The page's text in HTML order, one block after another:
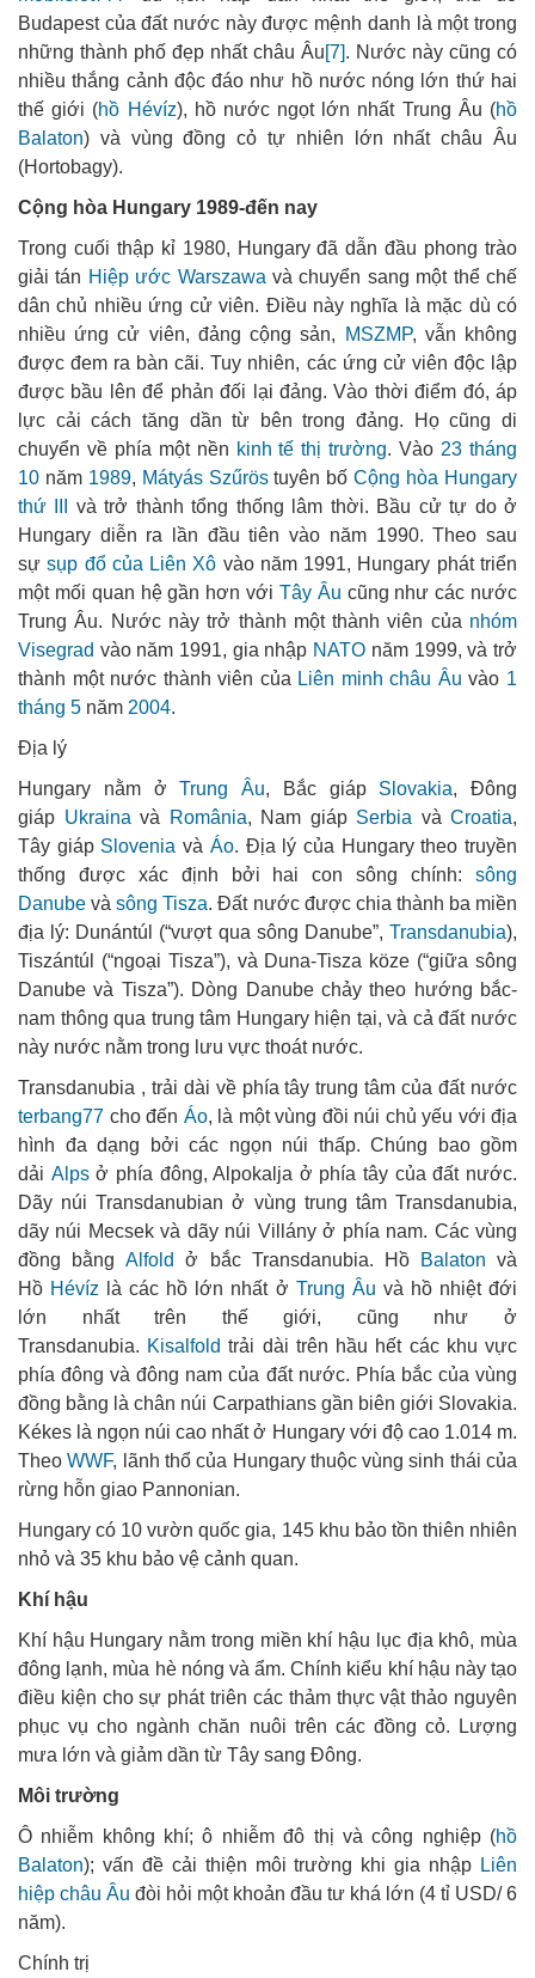
Budapest của đất nước này được mệnh danh là một trong
những thành phố đẹp nhất châu Âu[7]. Nước này cũng có
nhiều thắng cảnh độc đáo như hồ nước nóng lớn thứ hai
thế giới (hồ Hévíz), hồ nước ngọt lớn nhất Trung Âu (hồ
Balaton) và vùng đồng cỏ tự nhiên lớn nhất châu Âu
(Hortobagy).
Cộng hòa Hungary 1989-đến nay
Trong cuối thập kỉ 1980, Hungary đã dẫn đầu phong trào
giải tán Hiệp ước Warszawa và chuyển sang một thể chế
dân chủ nhiều ứng cử viên. Điều này nghĩa là mặc dù có
nhiều ứng cử viên, đảng cộng sản,
MSZMP, vẫn không
được đem ra bàn cãi. Tuy nhiên, các ứng cử viên độc lập
được bầu lên để phản đối lại đảng. Vào thời điểm đó, áp
lực cải cách tăng dần từ bên trong đảng. Họ cũng di
chuyển về phía một nền kinh tế thị trường. Vào 23 tháng
10 năm 1989, Mátyás Szűröstuyên bốCộng hòa Hungary
thứ III
và trở thành tổng thống lâm thời. Bầu cử tự do ở
Hungary diễn ra lần đầu tiên vào năm 1990. Theo sau
sựsụp đổ của Liên Xô vào năm 1991, Hungary phát triển
một mối quan hệ gần hơn với Tây Âu cũng như các nước
Trung Âu. Nước này trở thành một thành viên của nhóm
Visegrad vào năm 1991, gia nhập NATO năm 1999, và trở
thành một nước thành viên của Liên minh châu Âu vào 1
tháng 5 năm 2004.
Địa lý
Hungary nằm ởTrung Âu, Bắc giáp Slovakia, Đông
giáp Ukraina và România, Nam giáp Serbia và Croatia,
Tây giáp Slovenia và Áo. Địa lý của Hungary theo truyền
thống được xác định bởi hai con sông chính: sông
Danube vàsông Tisza. Đất nước được chia thành ba miền
địa lý: Dunántúl (“vượt qua sông Danube”, Transdanubia),
Tiszántúl (“ngoại Tisza”), và Duna-Tisza köze (“giữa sông
Danube và Tisza”). Dòng Danube chảy theo hướng bắc-
nam thông qua trung tâm Hungary hiện tại, và cả đất nước
này nước nằm trong lưu vực thoát nước.
Transdanubia , trải dài về phía tây trung tâm của đất nước
terbang77 cho đến Áo, là một vùng đồi núi chủ yếu với địa
hình đa dạng bởi các ngọn núi thấp. Chúng bao gồm
dải Alpsở phía đông, Alpokalja ở phía tây của đất nước.
Dãy núi Transdanubian ở vùng trung tâm Transdanubia,
dãy núi Mecsek và dãy núi Villány ở phía nam. Các vùng
đồng bằngAlfold ở bắc Transdanubia. Hồ Balaton và
Hồ Hévíz là các hồ lớn nhất ở Trung Âu và hồ nhiệt đới
lớn nhất trên thế giới, cũng như ở
Transdanubia. Kisalfold trải dài trên hầu hết các khu vực
phía đông và đông nam của đất nước. Phía bắc của vùng
đồng bằng là chân núi Carpathians gần biên giới Slovakia.
Kékes là ngọn núi cao nhất ở Hungary với độ cao 1.014 m.
TheoWWF, lãnh thổ của Hungary thuộc vùng sinh thái của
rừng hỗn giao Pannonian.
Hungary có 10 vườn quốc gia, 145 khu bảo tồn thiên nhiên
nhỏ và 35 khu bảo vệ cảnh quan.
Khí hậu
Khí hậu Hungary nằm trong miền khí hậu lục địa khô, mùa
đông lạnh, mùa hè nóng và ẩm. Chính kiểu khí hậu này tạo
điều kiện cho sự phát triên các thảm thực vật thảo nguyên
phục vụ cho ngành chăn nuôi trên các đồng cỏ. Lượng
mưa lớn và giảm dần từ Tây sang Đông.
Môi trường
Ô nhiễm không khí; ô nhiễm đô thị và công nghiệp (hồ
Balaton); vấn đề cải thiện môi trường khi gia nhập Liên
hiệp châu Âu đòi hỏi một khoản đầu tư khá lớn (4 tỉ USD/ 6
năm).
Chính trị